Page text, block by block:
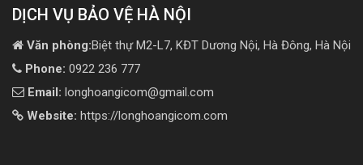
DỊCH VỤ BẢO VỆ HÀ NỘI
Văn phòng:Biệt thự M2-L7, KĐT Dương Nội, Hà Đông, Hà Nội
Phone: 0922 236 777
Email: longhoangicom@gmail.com
Website: https://longhoangicom.com